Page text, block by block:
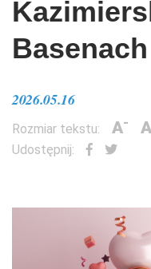
2026.05.16
Rozmiar tekstu: A- A
Udostępnij: